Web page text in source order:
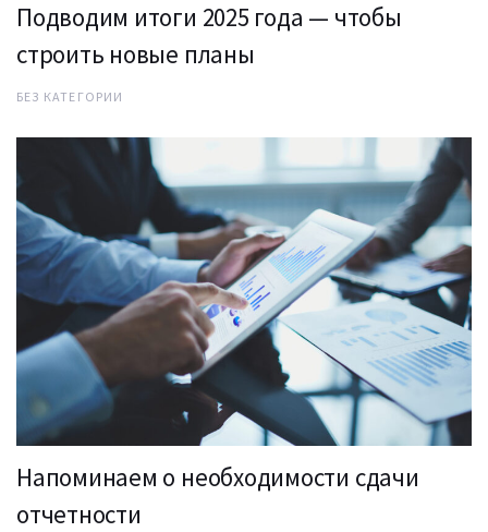
Подводим итоги 2025 года — чтобы
строить новые планы
БЕЗ КАТЕГОРИИ
Напоминаем о необходимости сдачи
отчетности